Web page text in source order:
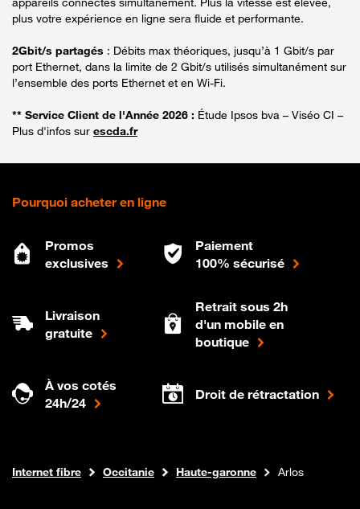
plus votre expérience en ligne sera fluide et performante.
2Gbit/s partagés : Débits max théoriques, jusqu’à 1 Gbit/s par
port Ethernet, dans la limite de 2 Gbit/s utilisés simultanément sur
l’ensemble des ports Ethernet et en Wi-Fi.
** Service Client de l'Année 2026 : Étude Ipsos bva – Viséo CI –
Plus d'infos sur escda.fr
Pourquoi acheter en ligne
Promos
exclusives
Paiement
100% sécurisé
Livraison
gratuite
Retrait sous 2h
d'un mobile en
boutique
À vos cotés
24h/24
Droit de rétractation
Boutique Orange
Internet fibre Occitanie Haute-garonne Arlos